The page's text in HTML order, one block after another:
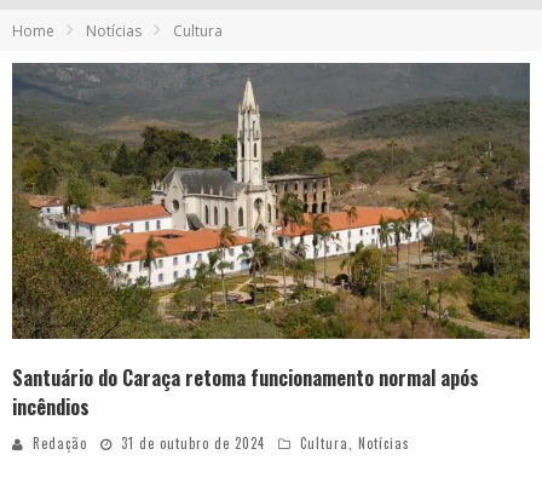
Yan traz a turnê nacional do PagodYANdo para Belo Horizonte
Home Notícias Cultura
Santuário do Caraça retoma funcionamento normal após
incêndios
Redação 31 de outubro de 2024 Cultura, Notícias